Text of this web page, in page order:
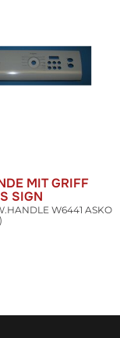
MIT GRIFF
SIGN
W6441 ASKO